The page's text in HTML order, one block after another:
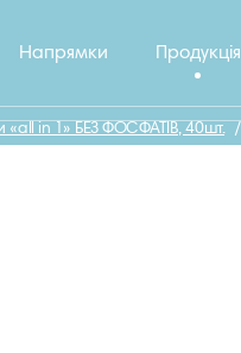
Напрямки Продукція
«all in 1» БЕЗ ФОСФАТІВ, 40шт. /